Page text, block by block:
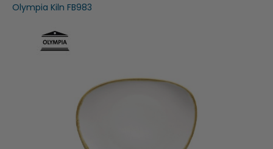
Olympia Kiln FB983